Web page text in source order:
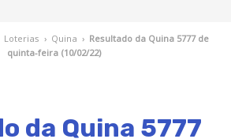
Loterias › Quina › Resultado da Quina 5777 de
quinta-feira (10/02/22)
da Quina 5777